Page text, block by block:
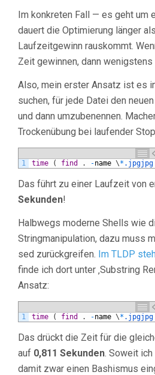
Im konkreten Fall — es geht um
dauert die Optimierung länger
Laufzeitgewinn rauskommt.
Zeit gewinnen, dann wenigstens
Also, mein erster Ansatz ist es
suchen, für jede Datei den
und dann umzubenennen.
Trockenübung bei laufender
1
time ( find . -name \* .jpgjpg
Das führt zu einer Laufzeit von
Sekunden!
Halbwegs moderne Shells wie
Stringmanipulation, dazu muss
sed zurückgreifen. Im TLDP
finde ich dort unter ‚Substring
Ansatz:
1
time ( find . -name \* .jpgjpg
Das drückt die Zeit für die
auf 0,811 Sekunden. Soweit
damit zwar einen Bashismus